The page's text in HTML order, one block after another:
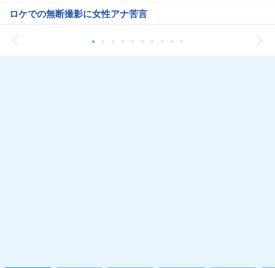
ロケでの無断撮影に女性アナ苦言